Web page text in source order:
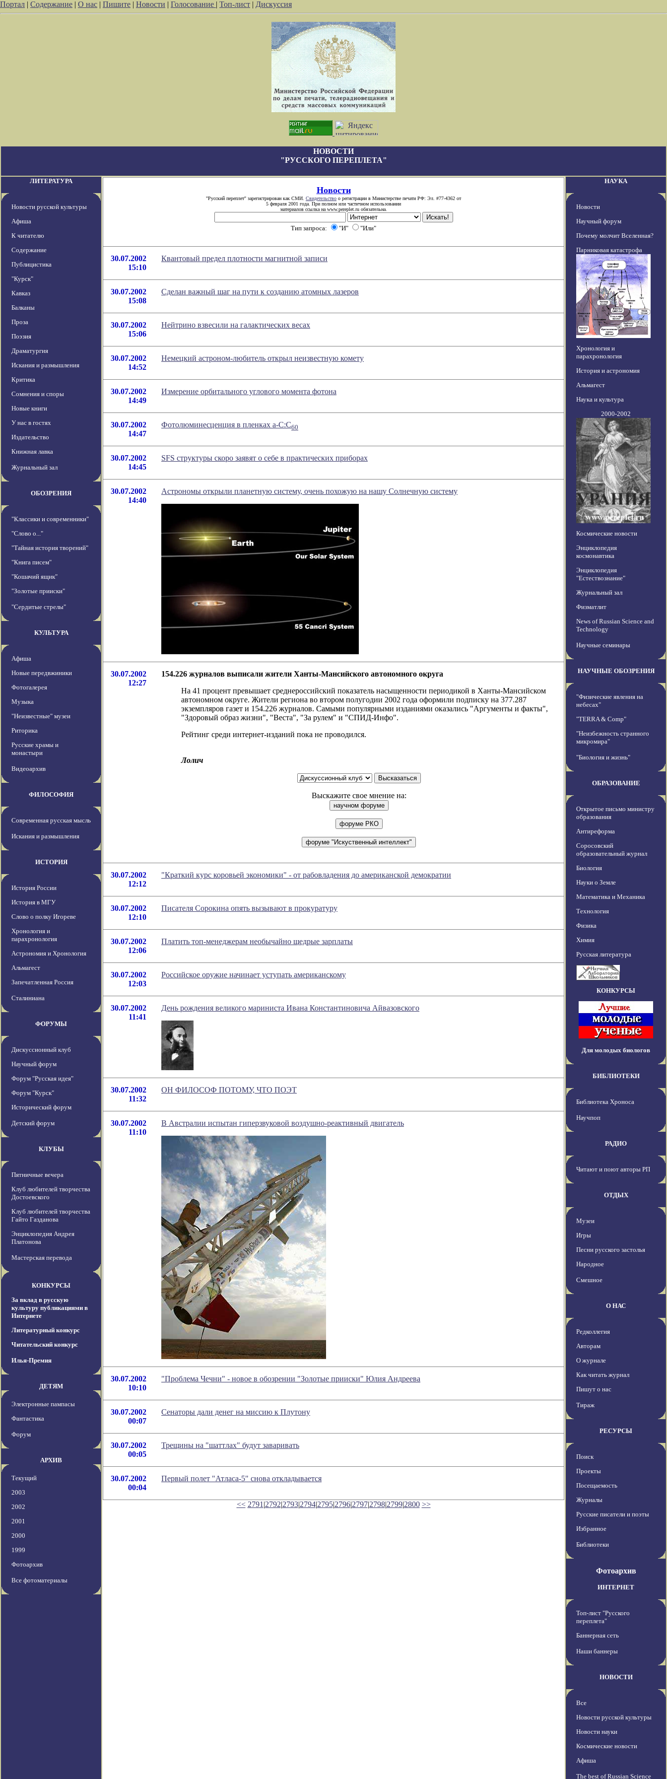
Портал | Содержание | О нас | Пишите | Новости | Голосование | Топ-лист | Дискуссия
НОВОСТИ
"РУССКОГО ПЕРЕПЛЕТА"
ЛИТЕРАТУРА
Новости русской культуры
Афиша
К читателю
Содержание
Публицистика
"Курск"
Кавказ
Балканы
Проза
Поэзия
Драматургия
Искания и размышления
Критика
Сомнения и споры
Новые книги
У нас в гостях
Издательство
Книжная лавка
Журнальный зал
ОБОЗРЕНИЯ
"Классики и современники"
"Слово о..."
"Тайная история творений"
"Книга писем"
"Кошачий ящик"
"Золотые прииски"
"Сердитые стрелы"
КУЛЬТУРА
Афиша
Новые передвжиники
Фотогалерея
Музыка
"Неизвестные" музеи
Риторика
Русские храмы и
монастыри
Видеоархив
ФИЛОСОФИЯ
Современная русская мысль
Искания и размышления
ИСТОРИЯ
История России
История в МГУ
Слово о полку Игореве
Хронология и
парахронология
Астрономия и Хронология
Альмагест
Запечатленная Россия
Сталиниана
ФОРУМЫ
Дискуссионный клуб
Научный форум
Форум "Русская идея"
Форум "Курск"
Исторический форум
Детский форум
КЛУБЫ
Пятничные вечера
Клуб любителей творчества
Достоевского
Клуб любителей творчества
Гайто Газданова
Энциклопедия Андрея
Платонова
Мастерская перевода
КОНКУРСЫ
За вклад в русскую
культуру публикациями в
Интернете
Литературный конкурс
Читательский конкурс
Илья-Премия
ДЕТЯМ
Электронные пампасы
Фантастика
Форум
АРХИВ
Текущий
2003
2002
2001
2000
1999
Фотоархив
Все фотоматериалы
Новости
"Русский переплет" зарегистрирован как СМИ. Свидетельство о регистрации в Министерстве печати РФ: Эл. #77-4362 от
5 февраля 2001 года. При полном или частичном использовании
материалов ссылка на www.pereplet.ru обязательна.
Тип запроса: "И" "Или"
30.07.2002
15:10
Квантовый предел плотности магнитной записи
30.07.2002
15:08
Cделан важный шаг на пути к созданию атомных лазеров
30.07.2002
15:06
Нейтрино взвесили на галактических весах
30.07.2002
14:52
Немецкий астроном-любитель открыл неизвестную комету
30.07.2002
14:49
Измерение орбитального углового момента фотона
30.07.2002
14:47
Фотолюминесценция в пленках а-С:С60
30.07.2002
14:45
SFS структуры скоро заявят о себе в практических приборах
30.07.2002
14:40
Астрономы открыли планетную систему, очень похожую на нашу Солнечную систему
30.07.2002
12:27
154.226 журналов выписали жители Ханты-Мансийского автономного округа
На 41 процент превышает среднероссийский показатель насыщенности периодикой в Ханты-Мансийском
автономном округе. Жители региона во втором полугодии 2002 года оформили подписку на 377.287
экземпляров газет и 154.226 журналов. Самыми популярными изданиями оказались "Аргументы и факты",
"Здоровый образ жизни", "Веста", "За рулем" и "СПИД-Инфо".
Рейтинг среди интернет-изданий пока не проводился.
Лолич
Выскажите свое мнение на:
30.07.2002
12:12
"Краткий курс коровьей экономики" - от рабовладения до американской демократии
30.07.2002
12:10
Писателя Сорокина опять вызывают в прокуратуру
30.07.2002
12:06
Платить топ-менеджерам необычайно щедрые зарплаты
30.07.2002
12:03
Российское оружие начинает уступать американскому
30.07.2002
11:41
День рождения великого мариниста Ивана Константиновича Айвазовского
30.07.2002
11:32
ОН ФИЛОСОФ ПОТОМУ, ЧТО ПОЭТ
30.07.2002
11:10
В Австралии испытан гиперзвуковой воздушно-реактивный двигатель
30.07.2002
10:10
"Проблема Чечни" - новое в обозрении "Золотые прииски" Юлия Андреева
30.07.2002
00:07
Сенаторы дали денег на миссию к Плутону
30.07.2002
00:05
Трещины на "шаттлах" будут заваривать
30.07.2002
00:04
Первый полет "Атласа-5" снова откладывается
<< 2791 |2792|2793|2794|2795|2796|2797|2798|2799|2800 >>
НАУКА
Новости
Научный форум
Почему молчит Вселенная?
Парниковая катастрофа
Хронология и
парахронология
История и астрономия
Альмагест
Наука и культура
2000-2002
Космические новости
Энциклопедия
космонавтика
Энциклопедия
"Естествознание"
Журнальный зал
Физматлит
News of Russian Science and
Technology
Научные семинары
НАУЧНЫЕ ОБОЗРЕНИЯ
"Физические явления на
небесах"
"TERRA & Comp"
"Неизбежность странного
микромира"
"Биология и жизнь"
ОБРАЗОВАНИЕ
Открытое письмо министру
образования
Антиреформа
Соросовский
образовательный журнал
Биология
Науки о Земле
Математика и Механика
Технология
Физика
Химия
Русская литература
КОНКУРСЫ
Для молодых биологов
БИБЛИОТЕКИ
Библиотека Хроноса
Научпоп
РАДИО
Читают и поют авторы РП
ОТДЫХ
Музеи
Игры
Песни русского застолья
Народное
Смешное
О НАС
Редколлегия
Авторам
О журнале
Как читать журнал
Пишут о нас
Тираж
РЕСУРСЫ
Поиск
Проекты
Посещаемость
Журналы
Русские писатели и поэты
Избранное
Библиотеки
Фотоархив
ИНТЕРНЕТ
Топ-лист "Русского
переплета"
Баннерная сеть
Наши баннеры
НОВОСТИ
Все
Новости русской культуры
Новости науки
Космические новости
Афиша
The best of Russian Science